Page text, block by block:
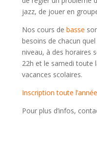
jazz, de jouer en
Nos cours de basse
besoins de chacun
niveau, à des horaires
22h et le samedi toute
vacances scolaires.
Inscription toute l’année
Pour plus d’infos,